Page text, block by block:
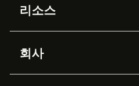
Zendesk AI
Advanced Data Privacy &
Protection
리소스
API & 개발자
AI 리서치
회사